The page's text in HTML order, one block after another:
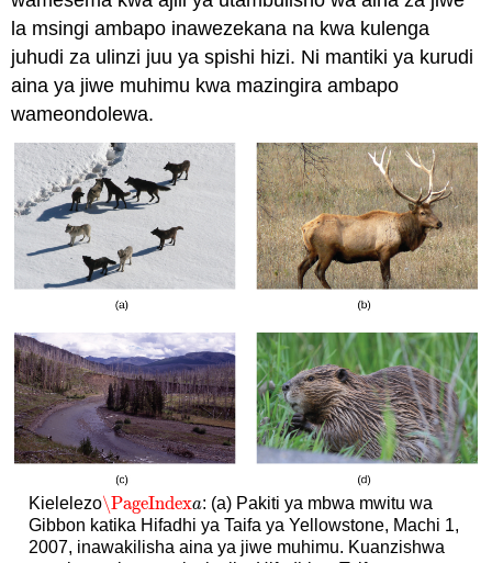
la msingi ambapo inawezekana na kwa kulenga
juhudi za ulinzi juu ya spishi hizi. Ni mantiki ya kurudi
aina ya jiwe muhimu kwa mazingira ambapo
wameondolewa.
Kielelezo\PageIndexa
\PageIndexa: (a) Pakiti ya mbwa mwitu wa
Gibbon katika Hifadhi ya Taifa ya Yellowstone, Machi 1,
2007, inawakilisha aina ya jiwe muhimu. Kuanzishwa